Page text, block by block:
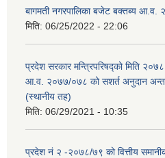
बागमती नगरपालिका बजेट बक्तब्य आ.व.
मिति: 06/25/2022 - 22:06
प्रदेश सरकार मन्त्रिपरिषद्को मिति
आ.व. २०७७/०७८ को सशर्त अनुदान
(स्थानीय तह)
मिति: 06/29/2021 - 10:35
प्रदेश नं २ -२०७८/७९ को वित्तीय